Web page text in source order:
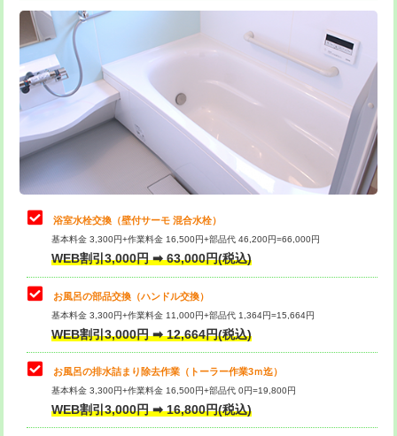
追加トーラー機使用/3m超え
カメラ調査 33,000円
桝清掃 8,800円
止水・漏水調査・防水処理・清掃・修
理・調整・分解・加工など（軽作業）
止水・漏水調査・防水処理・清掃・修
理・調整・分解・加工など（中作業）
22,000円
止水・漏水調査・防水処理・清掃・修
理・調整・分解・加工など（重作業）
33,000円
トイレタンク脱着
トイレ便器脱着
タンクレストイレ脱着 33,000円
小便器トイレ脱着
浴室水栓交換（壁付サーモ 混合水栓）
基本料金 3,300円+作業料金 16,500円+部品代 46,200円=66,000円
WEB割引3,000円 ➡ 63,000円(税込)
お風呂の部品交換（ハンドル交換）
基本料金 3,300円+作業料金 11,000円+部品代 1,364円=15,664円
WEB割引3,000円 ➡ 12,664円(税込)
お風呂の排水詰まり除去作業（トーラー作業3ｍ迄）
基本料金 3,300円+作業料金 16,500円+部品代 0円=19,800円
WEB割引3,000円 ➡ 16,800円(税込)